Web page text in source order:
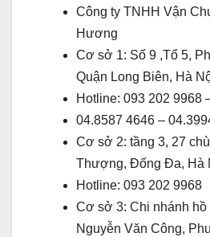
Công ty TNHH Vận
Hương
Cơ sở 1: Số 9 ,Tổ 5,
Quận Long Biên, Hà
Hotline: 093 202 9968
04.8587 4646 –
Cơ sở 2: tầng 3, 27
Thượng, Đống Đa, Hà
Hotline: 093 202 9968
Cơ sở 3: Chi nhánh hồ
Nguyễn Văn Công,